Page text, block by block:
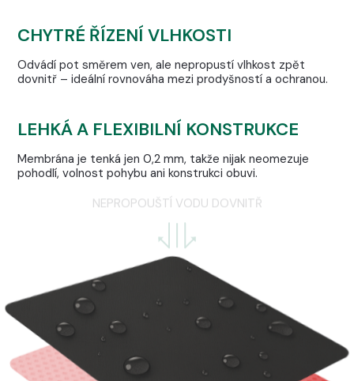
CHYTRÉ ŘÍZENÍ VLHKOSTI
Odvádí pot směrem ven, ale nepropustí vlhkost zpět
dovnitř – ideální rovnováha mezi prodyšností a ochranou.
LEHKÁ A FLEXIBILNÍ KONSTRUKCE
Membrána je tenká jen 0,2 mm, takže nijak neomezuje
pohodlí, volnost pohybu ani konstrukci obuvi.
NEPROPOUŠTÍ VODU DOVNITŘ